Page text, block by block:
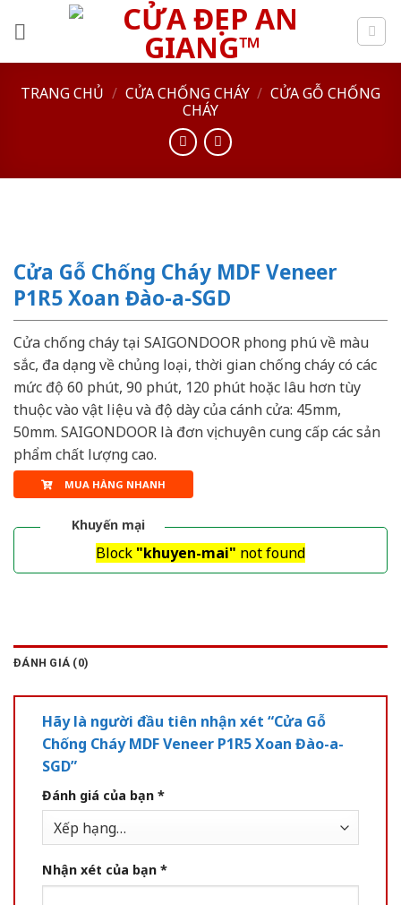
TRANG CHỦ / CỬA CHỐNG CHÁY / CỬA GỖ CHỐNG
CHÁY
Cửa Gỗ Chống Cháy MDF Veneer
P1R5 Xoan Đào-a-SGD
Cửa chống cháy tại SAIGONDOOR phong phú về màu
sắc, đa dạng về chủng loại, thời gian chống cháy có các
mức độ 60 phút, 90 phút, 120 phút hoặc lâu hơn tùy
thuộc vào vật liệu và độ dày của cánh cửa: 45mm,
50mm. SAIGONDOOR là đơn vị chuyên cung cấp các sản
phẩm chất lượng cao.
MUA HÀNG NHANH
Khuyến mại
Block "khuyen-mai" not found
ĐÁNH GIÁ (0)
Hãy là người đầu tiên nhận xét “Cửa Gỗ
Chống Cháy MDF Veneer P1R5 Xoan Đào-a-
SGD”
Đánh giá của bạn *
Nhận xét của bạn *